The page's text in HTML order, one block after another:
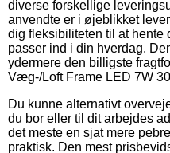
diverse forskellige
anvendte er i øjeblikket
dig fleksibiliteten til at hente
passer ind i din hverdag.
ydermere den billigste
Væg-/Loft Frame LED 7W
Du kunne alternativt
du bor eller til dit arbejdes
det meste en sjat mere
praktisk. Den mest